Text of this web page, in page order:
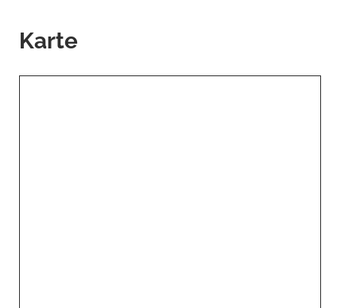
Karte